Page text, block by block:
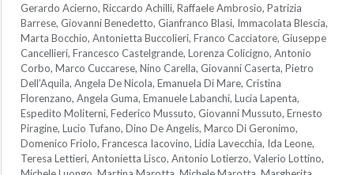
Gerardo Acierno, Riccardo Achilli, Raffaele Ambrosio, Patrizia
Barrese, Giovanni Benedetto, Gianfranco Blasi, Immacolata Blescia,
Marta Bocchio, Antonietta Buccolieri, Franco Cacciatore, Giuseppe
Cancellieri, Francesco Castelgrande, Lorenza Colicigno, Antonio
Corbo, Marco Cuccarese, Nino Carella, Giovanni Caserta, Pietro
Dell’Aquila, Angela De Nicola, Emanuela Di Mare, Cristina
Florenzano, Angela Guma, Emanuele Labanchi, Lucia Lapenta,
Espedito Moliterni, Federico Mussuto, Giovanni Mussuto, Ernesto
Piragine, Lucio Tufano, Dino De Angelis, Marco Di Geronimo,
Domenico Friolo, Francesca Iacovino, Lidia Lavecchia, Ida Leone,
Teresa Lettieri, Antonietta Lisco, Antonio Lotierzo, Valerio Lottino,